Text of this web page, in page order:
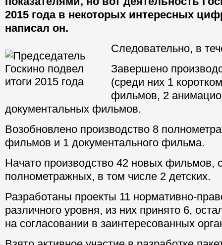
2015 года в некоторых интересных
написал он.
Следовательно, в
Завершено
(среди них 1
фильмов, 2
документальных фильмов.
Возобновлено производство 8
фильмов и 1 документального фильма.
Начато производство 42 новых фильмов,
полнометражных, в том числе 2 детских.
Разработаны проекты 11 нормативно-
различного уровня, из них принято 6,
на согласовании в заинтересованных